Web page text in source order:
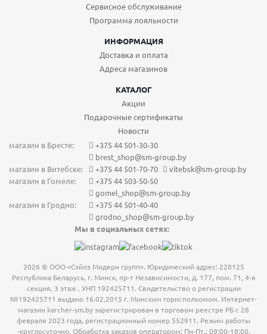
Сервисное обслуживание
Программа лояльности
ИНФОРМАЦИЯ
Доставка и оплата
Адреса магазинов
КАТАЛОГ
Акции
Подарочные сертификаты
Новости
магазин в Бресте:
+375 44 501-30-30
brest_shop@sm-group.by
магазин в Витебске:
+375 44 501-70-70
vitebsk@sm-group.by
магазин в Гомеле:
+375 44 503-50-50
gomel_shop@sm-group.by
магазин в Гродно:
+375 44 501-40-40
grodno_shop@sm-group.by
Мы в социальных сетях:
2026 © ООО «Сэйлз Модерн групп». Юридический адрес: 220125
Республика Беларусь, г. Минск, пр-т Независимости, д. 177, пом. 71, 4-я
секция, 3 этаж . УНП 192425711. Свидетельство о регистрации
№192425711 выдано 16.02.2015 г. Минским горисполкомом. Интернет-
магазин karcher-sm.by зарегистрирован в торговом реестре РБ с 28
февраля 2023 года, регистрационный номер 552911. Режим работы
-круглосуточно. Обработка заказов оператором: Пн-Пт.: 09:00-18:00.